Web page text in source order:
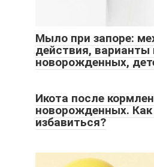
Мыло при запоре:
действия, варианты
новорожденных,
Икота после
новорожденных. Как
избавиться?